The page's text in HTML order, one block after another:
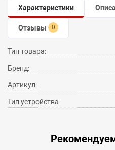
Характеристики
Отзывы 0
Тип товара:
Бренд:
Артикул:
Тип устройства: